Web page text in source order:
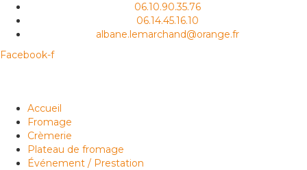
06.10.90.35.76
06.14.45.16.10
albane.lemarchand@orange.fr
Facebook-f
Accueil
Fromage
Crèmerie
Plateau de fromage
Événement / Prestation